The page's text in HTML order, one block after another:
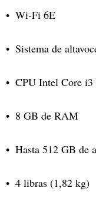
Wi-Fi 6E
Sistema de
CPU Intel Core i3
8 GB de RAM
Hasta 512 GB de
4 libras (1,82 kg)